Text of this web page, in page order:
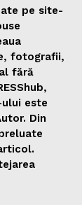
pe site-
fotografii,
fără
este
Din